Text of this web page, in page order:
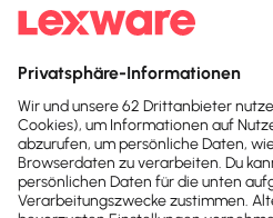
und denAGBzu.
Sofort50%